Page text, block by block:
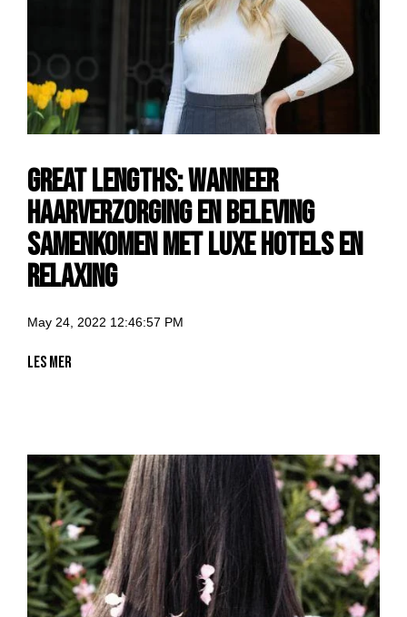
Great Lengths: wanneer
haarverzorging en beleving
samenkomen met luxe hotels en
relaxing
May 24, 2022 12:46:57 PM
Les mer